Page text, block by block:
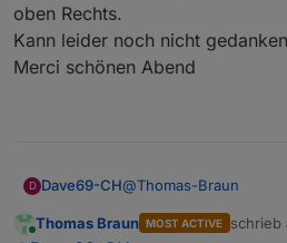
oben Rechts.
Kann leider noch nicht
Merci schönen Abend
D Dave69-CH@Thomas-Braun
Gefunden. mann muss
Online
Thomas Braun MOST ACTIVE schrieb
zuletzt